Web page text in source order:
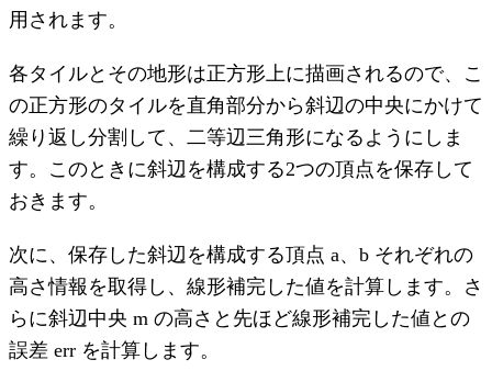
用されます。
各タイルとその地形は正方形上に描画されるので、こ
の正方形のタイルを直角部分から斜辺の中央にかけて
繰り返し分割して、二等辺三角形になるようにしま
す。このときに斜辺を構成する2つの頂点を保存して
おきます。
次に、保存した斜辺を構成する頂点 a、b それぞれの
高さ情報を取得し、線形補完した値を計算します。さ
らに斜辺中央 m の高さと先ほど線形補完した値との
誤差 err を計算します。